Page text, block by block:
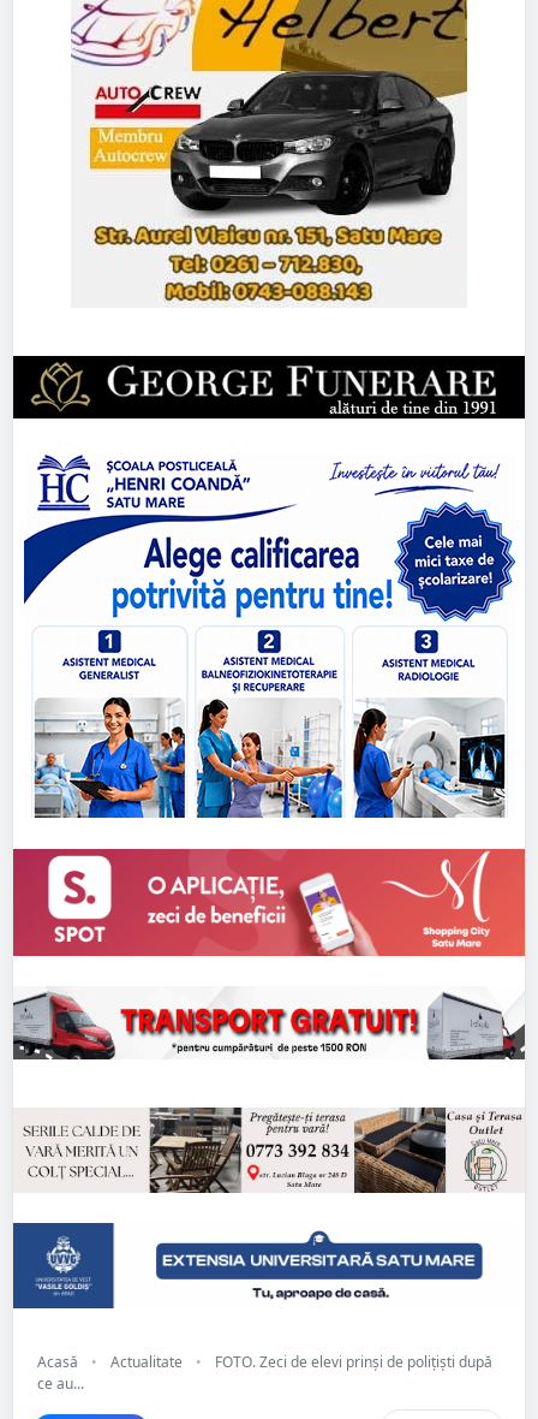
Acasă • Actualitate •
FOTO. Zeci de elevi prinși de polițiști după
ce au...